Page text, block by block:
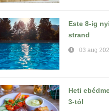
Este 8-ig
strand
03 aug
Heti
3-tól